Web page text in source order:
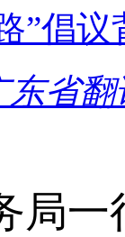
”倡
东省
局